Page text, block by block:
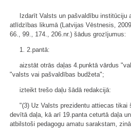
Izdarīt Valsts un pašvaldību institūciju
atlīdzības likumā (Latvijas Vēstnesis,
66., 99., 174., 206.nr.) šādus grozījumus:
1. 2.pantā:
aizstāt otrās daļas 4.punktā vārdus
"valsts vai pašvaldības budžeta";
izteikt trešo daļu šādā redakcijā:
"(3) Uz Valsts prezidentu attiecas tikai
devītā daļa, kā arī 19.panta ceturtā daļa
atbilstoši pedagogu amatu sarakstam,